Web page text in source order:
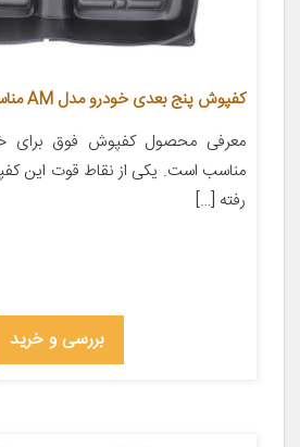
کفپوش پنج بعدی خودرو مدل AM مناسب برای دنا پلاس
معرفی محصول کفپوش فوق برای
مناسب است. یکی از نقاط قوت این
رفته […]
بررسی و خرید